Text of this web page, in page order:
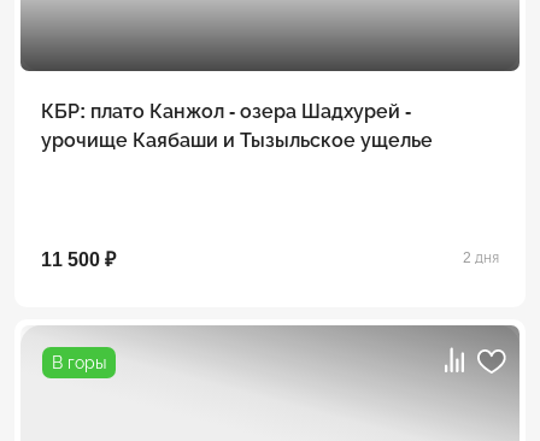
КБР: плато Канжол - озера Шадхурей -
урочище Каябаши и Тызыльское ущелье
11 500 ₽ 2 дня
В горы